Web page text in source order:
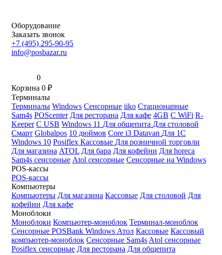
Оборудование
Заказать звонок
+7 (495) 295-90-95
info@posbazar.ru
0
Корзина 0 ₽
Терминалы
Терминалы Windows Сенсорные iiko Стационарные
Sam4s POScenter Для ресторана Для кафе 4GB С WiFi R-
Keeper С USB Windows 11 Для общепита Для столовой
Смарт Globalpos 10 дюймов Core i3 Datavan Для 1С
Windows 10 Posiflex Кассовые Для розничной торговли
Для магазина ATOL Для бара Для кофейни Для horeca
Sam4s сенсорные Atol сенсорные Сенсорные на Windows
POS-кассы
POS-кассы
Компьютеры
Компьютеры Для магазина Кассовые Для столовой Для
кофейни Для кафе
Моноблоки
Моноблоки Компьютер-моноблок Терминал-моноблок
Сенсорные POSBank Windows Атол Кассовые Кассовый
компьютер-моноблок Сенсорные Sam4s Atol сенсорные
Posiflex сенсорные Для ресторана Для общепита